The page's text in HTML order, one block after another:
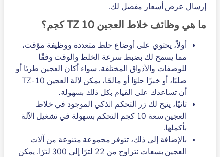
إرسال عرض أسعار مفصل لك.
ما هي وظائف خلاط العجين TZ 10 كجم؟
أولاً، يحتوي على أوضاع خلط متعددة ووظيفة مؤقت،
مما يسمح لك بضبط سرعة الخلط والوقت وفقًا
للوصفات والأذواق المختلفة. سواء أكان العجين طريًا أو
صلبًا، أو خبزًا حلوًا أو مالحًا، يمكن لآلة العجين TZ-10
أن تساعدك على القيام بكل ذلك بسهولة.
ثانيًا، يتيح لك زر التحكم الذكي الموجود في خلاط
العجين سعة 10 كجم التحكم بسهولة في تشغيل الآلة
بأكملها.
بالإضافة إلى ذلك، تتوفر مجموعة متنوعة من آلات
العجين بسعات تتراوح من 22 لترًا إلى 300 لترًا. يمكن